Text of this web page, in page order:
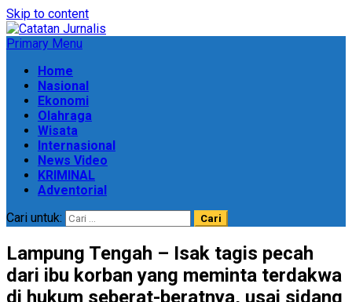
Skip to content
Primary Menu
Home
Nasional
Ekonomi
Olahraga
Wisata
Internasional
News Video
KRIMINAL
Adventorial
Cari untuk:
Lampung Tengah – Isak tagis pecah
dari ibu korban yang meminta terdakwa
di hukum seberat-beratnya, usai sidang